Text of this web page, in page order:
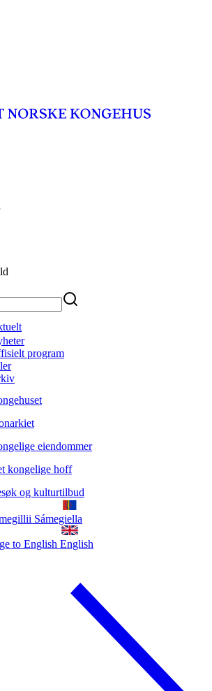
program
eiendommer
kongelige hoff
og kulturtilbud
Sámegiella
to English English